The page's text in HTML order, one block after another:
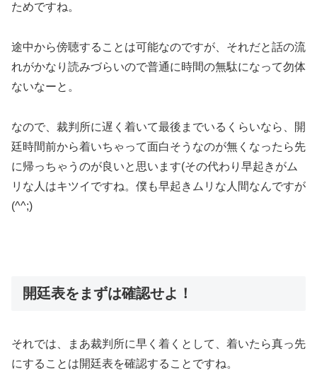
ためですね。
途中から傍聴することは可能なのですが、それだと話の流
れがかなり読みづらいので普通に時間の無駄になって勿体
ないなーと。
なので、裁判所に遅く着いて最後までいるくらいなら、開
廷時間前から着いちゃって面白そうなのが無くなったら先
に帰っちゃうのが良いと思います(その代わり早起きがム
リな人はキツイですね。僕も早起きムリな人間なんですが
(^^;)
開廷表をまずは確認せよ！
それでは、まあ裁判所に早く着くとして、着いたら真っ先
にすることは開廷表を確認することですね。